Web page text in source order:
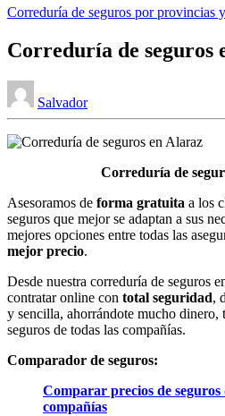
Publicado
Correduría de seguros por provincias
Correduría de seguros
Publicado
por
Salvador
Correduría de
Asesoramos de forma gratuita a los
seguros que mejor se adaptan a sus
mejores opciones entre todas las
mejor precio.
Desde nuestra correduría de seguros
contratar online con total seguridad,
y sencilla, ahorrándote mucho dinero,
seguros de todas las compañías.
Comparador de seguros:
Comparar precios de seguros
compañías